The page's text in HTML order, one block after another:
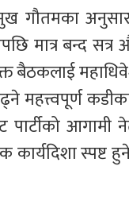
गौतमका
मात्र बन्द
बैठकलाई
महत्त्वपूर्ण
पार्टीको आगामी
कार्यदिशा स्पष्ट